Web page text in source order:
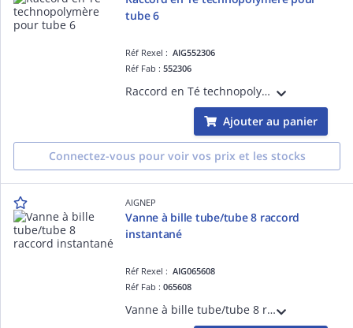
tube 6
Réf Rexel :AIG552306
Réf Fab :552306
Raccord en Té technopolymère pour tube 6
Ajouter au panier
Connectez-vous pour voir vos prix et les stocks
AIGNEP
Vanne à bille tube/tube 8 raccord
instantané
Réf Rexel :AIG065608
Réf Fab :065608
Vanne à bille tube/tube 8 raccord instantané